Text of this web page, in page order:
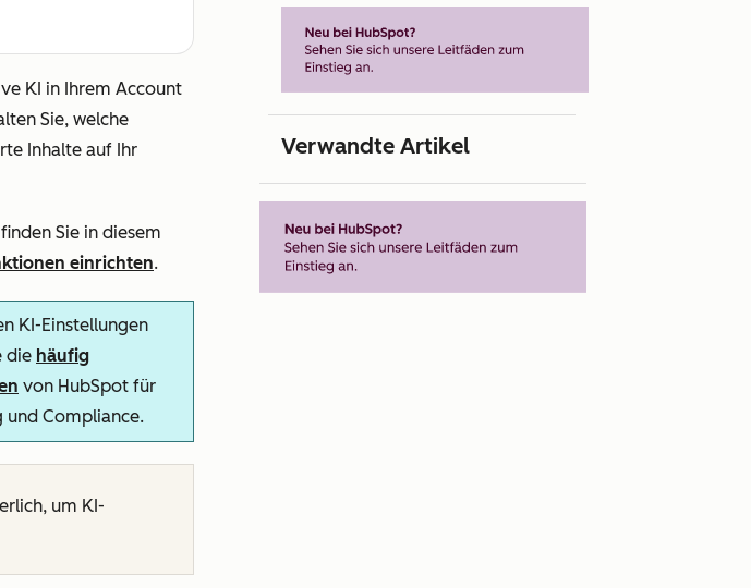
KI in Ihrem Account
Sie, welche
Inhalte auf Ihr
Sie in diesem
einrichten.
KI-Einstellungen
die häufig
von HubSpot für
und Compliance.
um KI-
Verwandte Artikel